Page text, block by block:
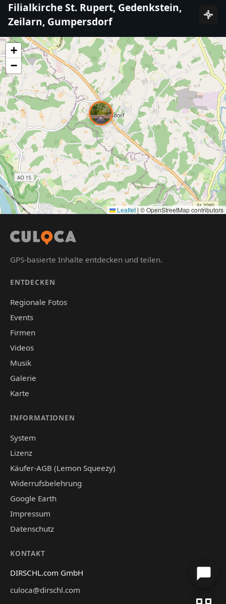
Filialkirche St. Rupert, Gedenkstein,
Zeilarn, Gumpersdorf
+
−
Leaflet | © OpenStreetMap contributors
GPS-basierte Inhalte entdecken und teilen.
ENTDECKEN
Regionale Fotos
Events
Firmen
Videos
Musik
Galerie
Karte
INFORMATIONEN
System
Lizenz
Käufer-AGB (Lemon Squeezy)
Widerrufsbelehrung
Google Earth
Impressum
Datenschutz
KONTAKT
DIRSCHL.com GmbH
culoca@dirschl.com